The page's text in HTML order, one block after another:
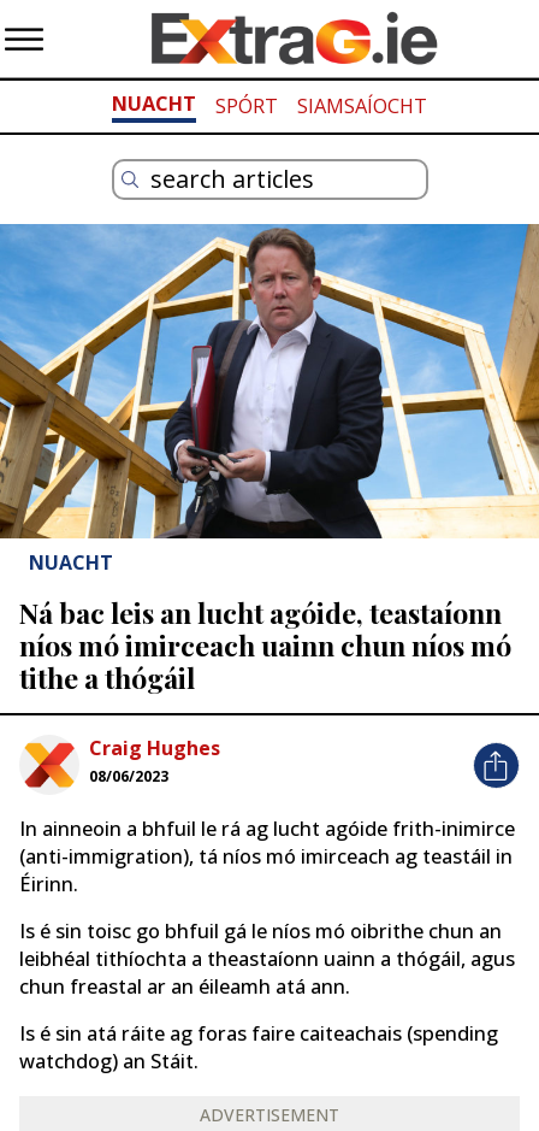
NUACHT SPÓRT SIAMSAÍOCHT
NUACHT
Ná bac leis an lucht agóide, teastaíonn
níos mó imirceach uainn chun níos mó
tithe a thógáil
Craig Hughes
08/06/2023
In ainneoin a bhfuil le rá ag lucht agóide frith-inimirce
(anti-immigration), tá níos mó imirceach ag teastáil in
Éirinn.
Is é sin toisc go bhfuil gá le níos mó oibrithe chun an
leibhéal tithíochta a theastaíonn uainn a thógáil, agus
chun freastal ar an éileamh atá ann.
Is é sin atá ráite ag foras faire caiteachais (spending
watchdog) an Stáit.
ADVERTISEMENT